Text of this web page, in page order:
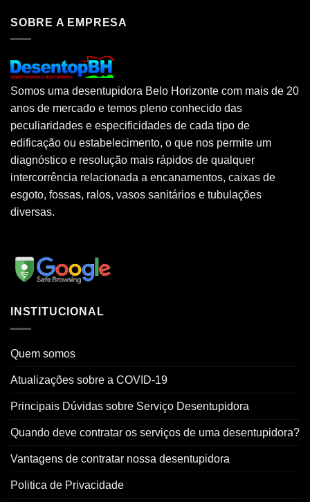
SOBRE A EMPRESA
Somos uma desentupidora Belo Horizonte com mais de 20
anos de mercado e temos pleno conhecido das
peculiaridades e especificidades de cada tipo de
edificação ou estabelecimento, o que nos permite um
diagnóstico e resolução mais rápidos de qualquer
intercorrência relacionada a encanamentos, caixas de
esgoto, fossas, ralos, vasos sanitários e tubulações
diversas.
INSTITUCIONAL
Quem somos
Atualizações sobre a COVID-19
Principais Dúvidas sobre Serviço Desentupidora
Quando deve contratar os serviços de uma desentupidora?
Vantagens de contratar nossa desentupidora
Politica de Privacidade